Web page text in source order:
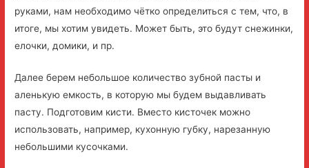
руками, нам необходимо чётко определиться с тем, что, в
итоге, мы хотим увидеть. Может быть, это будут снежинки,
елочки, домики, и пр.
Далее берем небольшое количество зубной пасты и
аленькую емкость, в которую мы будем выдавливать
пасту. Подготовим кисти. Вместо кисточек можно
использовать, например, кухонную губку, нарезанную
небольшими кусочками.